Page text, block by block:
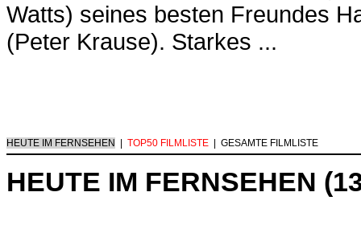
Watts) seines besten Freundes
(Peter Krause). Starkes ...
HEUTE IM FERNSEHEN TOP50 FILMLISTE GESAMTE FILMLISTE
HEUTE IM FERNSEHEN